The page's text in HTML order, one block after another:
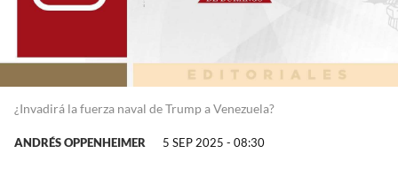
¿Invadirá la fuerza naval de Trump a Venezuela?
ANDRÉS OPPENHEIMER 5 SEP 2025 - 08:30